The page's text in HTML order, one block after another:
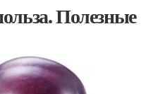
Полезные